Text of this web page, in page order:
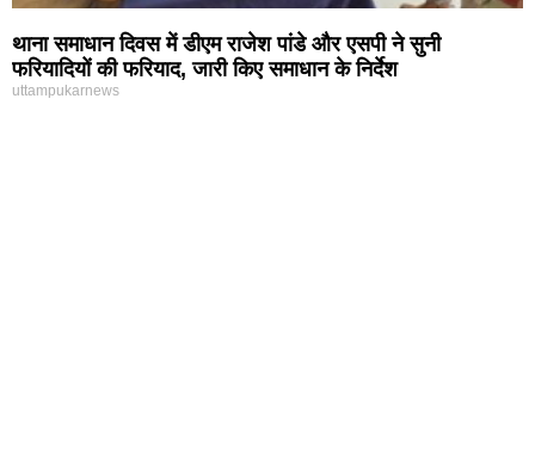
थाना समाधान दिवस में डीएम राजेश पांडे और एसपी ने सुनी
फरियादियों की फरियाद, जारी किए समाधान के निर्देश
uttampukarnews